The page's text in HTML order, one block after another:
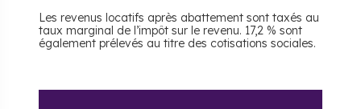
Les revenus locatifs après abattement sont taxés au
taux marginal de l’impôt sur le revenu. 17,2 % sont
également prélevés au titre des cotisations sociales.